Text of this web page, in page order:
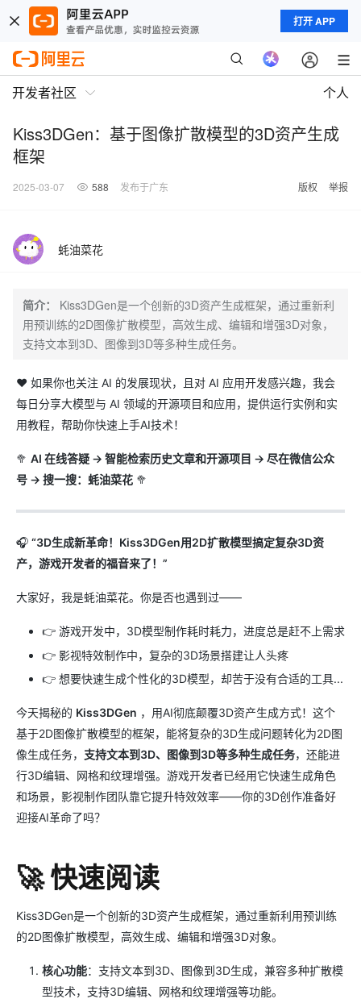
打开 APP
开发者社区 个人
Kiss3DGen：基于图像扩散模型的3D资产生成
框架
2025-03-07 588 发布于广东 版权 举报
蚝油菜花
简介：
Kiss3DGen是一个创新的3D资产生成框架，通过重新利
用预训练的2D图像扩散模型，高效生成、编辑和增强3D对象，
支持文本到3D、图像到3D等多种生成任务。
❤️ 如果你也关注 AI 的发展现状，且对 AI 应用开发感兴趣，我会
每日分享大模型与 AI 领域的开源项目和应用，提供运行实例和实
用教程，帮助你快速上手AI技术！
🥦 AI 在线答疑 -> 智能检索历史文章和开源项目 -> 尽在微信公众
号 -> 搜一搜：蚝油菜花 🥦
🎧 “3D生成新革命！Kiss3DGen用2D扩散模型搞定复杂3D资
产，游戏开发者的福音来了！”
大家好，我是蚝油菜花。你是否也遇到过——
👉 游戏开发中，3D模型制作耗时耗力，进度总是赶不上需求
👉 影视特效制作中，复杂的3D场景搭建让人头疼
👉 想要快速生成个性化的3D模型，却苦于没有合适的工具...
今天揭秘的 Kiss3DGen ，用AI彻底颠覆3D资产生成方式！这个
基于2D图像扩散模型的框架，能将复杂的3D生成问题转化为2D图
像生成任务， 支持文本到3D、图像到3D等多种生成任务，还能进
行3D编辑、网格和纹理增强。游戏开发者已经用它快速生成角色
和场景，影视制作团队靠它提升特效效率——你的3D创作准备好
迎接AI革命了吗？
🚀 快速阅读
Kiss3DGen是一个创新的3D资产生成框架，通过重新利用预训练
的2D图像扩散模型，高效生成、编辑和增强3D对象。
核心功能：支持文本到3D、图像到3D生成，兼容多种扩散模
型技术，支持3D编辑、网格和纹理增强等功能。